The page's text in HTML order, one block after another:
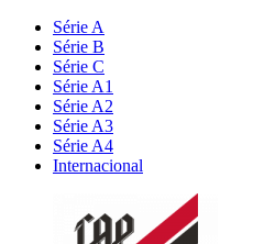
Série A
Série B
Série C
Série A1
Série A2
Série A3
Série A4
Internacional